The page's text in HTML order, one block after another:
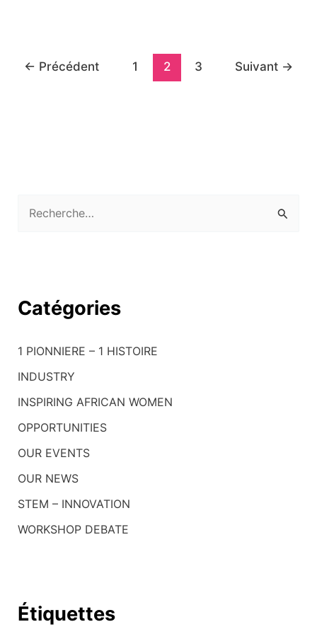
← Précédent 1 2 3 Suivant →
e
c
h
e
r
Catégories
1 PIONNIERE – 1 HISTOIRE
INDUSTRY
INSPIRING AFRICAN WOMEN
OPPORTUNITIES
OUR EVENTS
OUR NEWS
STEM – INNOVATION
WORKSHOP DEBATE
Étiquettes